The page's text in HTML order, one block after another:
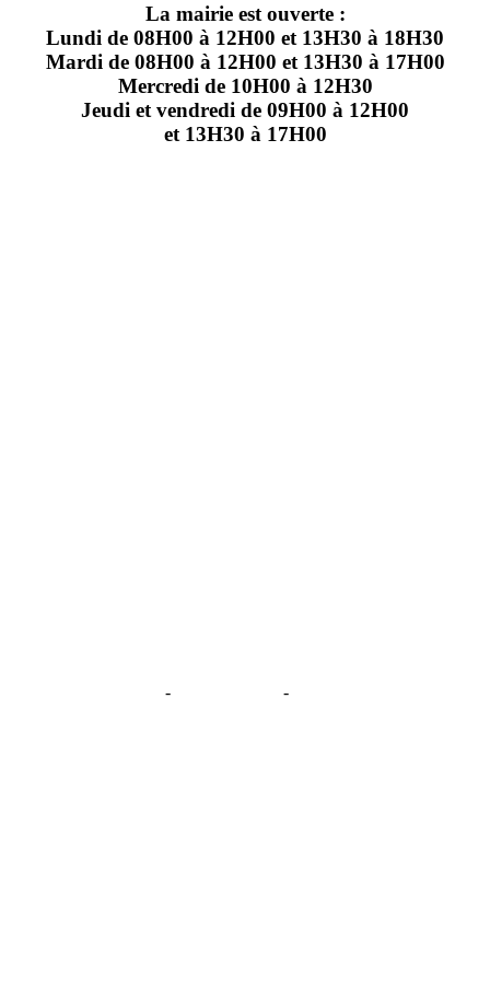
La mairie est ouverte :
Lundi de 08H00 à 12H00 et 13H30 à 18H30
Mardi de 08H00 à 12H00 et 13H30 à 17H00
Mercredi de 10H00 à 12H30
Jeudi et vendredi de 09H00 à 12H00
et 13H30 à 17H00
- -